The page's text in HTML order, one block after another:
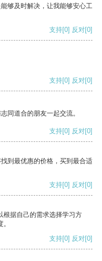
够及时解决，让我能够安心工
支持[0] 反对[0]
支持[0] 反对[0]
同道合的朋友一起交流。
支持[0] 反对[0]
到最优惠的价格，买到最合适
支持[0] 反对[0]
根据自己的需求选择学习方
支持[0] 反对[0]